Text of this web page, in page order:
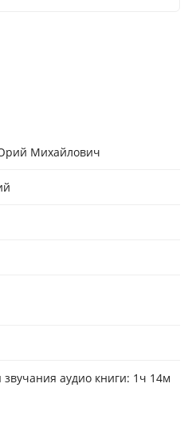
Михайлович
звучания аудио книги: 1ч 14м